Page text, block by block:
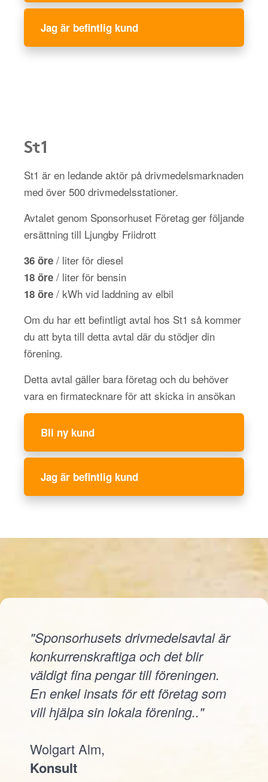
Jag är befintlig kund
St1
St1 är en ledande aktör på drivmedelsmarknaden
med över 500 drivmedelsstationer.
Avtalet genom Sponsorhuset Företag ger följande
ersättning till Ljungby Friidrott
36 öre / liter för diesel
18 öre / liter för bensin
18 öre / kWh vid laddning av elbil
Om du har ett befintligt avtal hos St1 så kommer
du att byta till detta avtal där du stödjer din
förening.
Detta avtal gäller bara företag och du behöver
vara en firmatecknare för att skicka in ansökan
Bli ny kund
Jag är befintlig kund
"Sponsorhusets drivmedelsavtal är
konkurrenskraftiga och det blir
väldigt fina pengar till föreningen.
En enkel insats för ett företag som
vill hjälpa sin lokala förening.."
Wolgart Alm,
Konsult